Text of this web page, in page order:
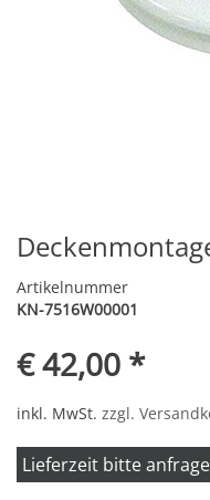
Artikelnummer
KN-7516W00001
€ 42,00 *
inkl. MwSt. zzgl.
Lieferzeit bitte